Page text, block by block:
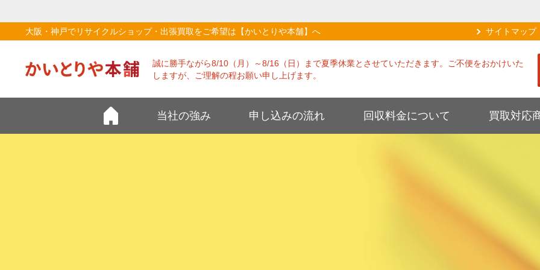
大阪・神戸でリサイクルショップ・出張買取をご希望は【かいとりや本舗】へ サイトマップ
誠に勝手ながら8/10（月）～8/16（日）まで夏季休業とさせていただきます。ご不便をおかけいた
しますが、ご理解の程お願い申し上げます。
当社の強み 申し込みの流れ 回収料金について 買取対応